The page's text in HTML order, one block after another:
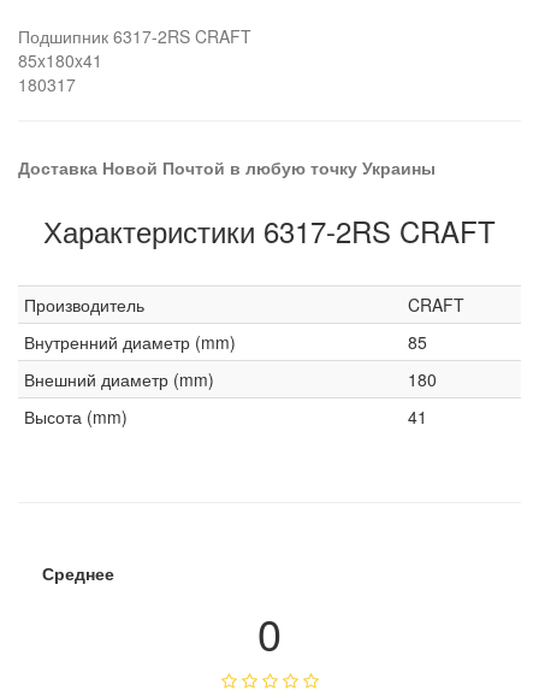
Подшипник 6317-2RS CRAFT
85x180x41
180317
Доставка Новой Почтой в любую точку Украины
Характеристики 6317-2RS CRAFT
Производитель
CRAFT
Внутренний диаметр (mm)
85
Внешний диаметр (mm)
180
Высота (mm)
41
Среднее
0